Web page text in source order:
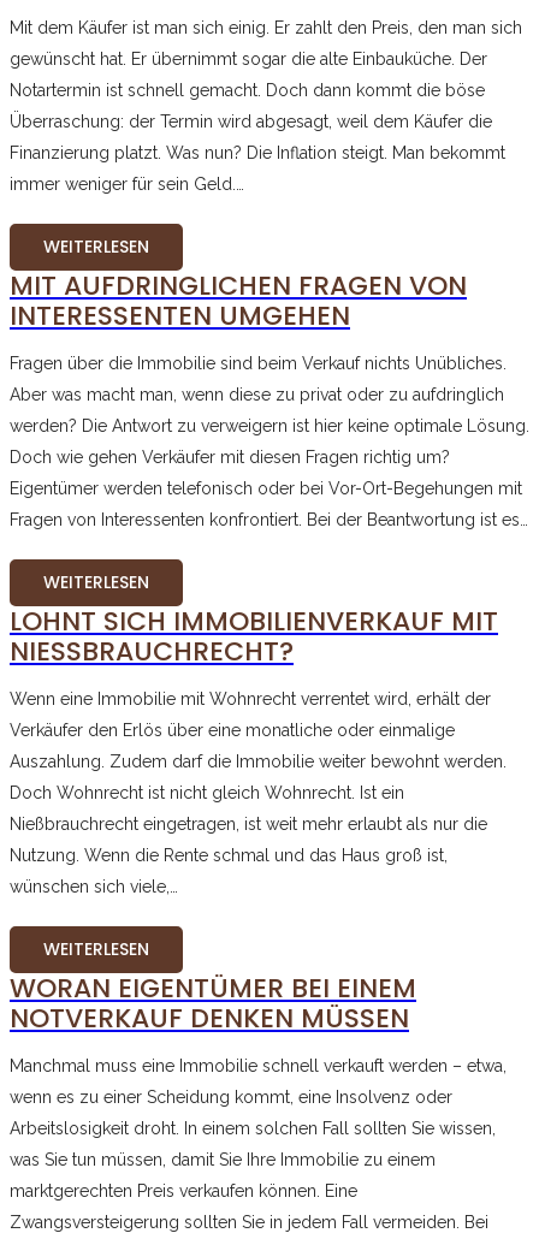
Mit dem Käufer ist man sich einig. Er zahlt den Preis, den man sich
gewünscht hat. Er übernimmt sogar die alte Einbauküche. Der
Notartermin ist schnell gemacht. Doch dann kommt die böse
Überraschung: der Termin wird abgesagt, weil dem Käufer die
Finanzierung platzt. Was nun? Die Inflation steigt. Man bekommt
immer weniger für sein Geld.…
WEITERLESEN
MIT AUFDRINGLICHEN FRAGEN VON
INTERESSENTEN UMGEHEN
Fragen über die Immobilie sind beim Verkauf nichts Unübliches.
Aber was macht man, wenn diese zu privat oder zu aufdringlich
werden? Die Antwort zu verweigern ist hier keine optimale Lösung.
Doch wie gehen Verkäufer mit diesen Fragen richtig um?
Eigentümer werden telefonisch oder bei Vor-Ort-Begehungen mit
Fragen von Interessenten konfrontiert. Bei der Beantwortung ist es…
WEITERLESEN
LOHNT SICH IMMOBILIENVERKAUF MIT
NIESSBRAUCHRECHT?
Wenn eine Immobilie mit Wohnrecht verrentet wird, erhält der
Verkäufer den Erlös über eine monatliche oder einmalige
Auszahlung. Zudem darf die Immobilie weiter bewohnt werden.
Doch Wohnrecht ist nicht gleich Wohnrecht. Ist ein
Nießbrauchrecht eingetragen, ist weit mehr erlaubt als nur die
Nutzung. Wenn die Rente schmal und das Haus groß ist,
wünschen sich viele,…
WEITERLESEN
WORAN EIGENTÜMER BEI EINEM
NOTVERKAUF DENKEN MÜSSEN
Manchmal muss eine Immobilie schnell verkauft werden – etwa,
wenn es zu einer Scheidung kommt, eine Insolvenz oder
Arbeitslosigkeit droht. In einem solchen Fall sollten Sie wissen,
was Sie tun müssen, damit Sie Ihre Immobilie zu einem
marktgerechten Preis verkaufen können. Eine
Zwangsversteigerung sollten Sie in jedem Fall vermeiden. Bei